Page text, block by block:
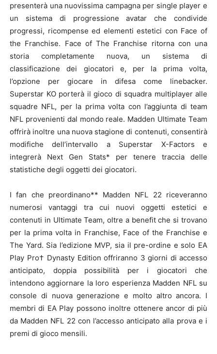
presenterà una nuovissima campagna per single player e
un sistema di progressione avatar che condivide
progressi, ricompense ed elementi estetici con Face of
the Franchise. Face of The Franchise ritorna con una
storia completamente nuova, un sistema di
classificazione dei giocatori e, per la prima volta,
l’opzione per giocare in difesa come linebacker.
Superstar KO porterà il gioco di squadra multiplayer alle
squadre NFL, per la prima volta con l’aggiunta di team
NFL provenienti dal mondo reale. Madden Ultimate Team
offrirà inoltre una nuova stagione di contenuti, consentirà
modifiche dell’intervallo a Superstar X-Factors e
integrerà Next Gen Stats* per tenere traccia delle
statistiche degli oggetti dei giocatori.
I fan che preordinano** Madden NFL 22 riceveranno
numerosi vantaggi tra cui nuovi oggetti estetici e
contenuti in Ultimate Team, oltre a benefit che si trovano
per la prima volta in Franchise, Face of the Franchise e
The Yard. Sia l’edizione MVP, sia il pre-ordine e solo EA
Play Pro† Dynasty Edition offriranno 3 giorni di accesso
anticipato, doppia possibilità per i giocatori che
intendono aggiornare la loro esperienza Madden NFL su
console di nuova generazione e molto altro ancora. I
membri di EA Play possono inoltre ottenere ancor di più
da Madden NFL 22 con l’accesso anticipato alla prova e i
premi di gioco mensili.